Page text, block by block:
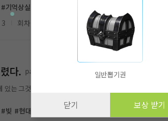
#기억상실
회차 11
다. parkPD
있는 그것이 나의 능력을 신의 영역으로 안내했다. 불운만
#빚 #현대판타지
일반뽑기권
닫기 보상 받기